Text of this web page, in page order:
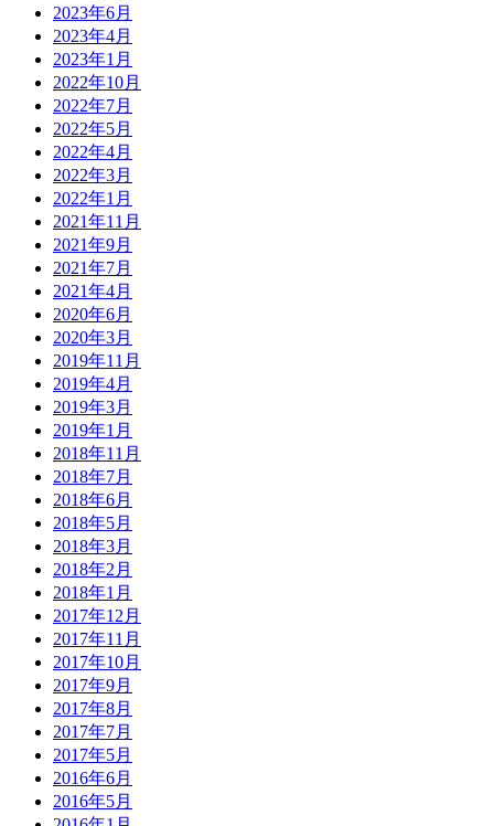
2023年6月
2023年4月
2023年1月
2022年10月
2022年7月
2022年5月
2022年4月
2022年3月
2022年1月
2021年11月
2021年9月
2021年7月
2021年4月
2020年6月
2020年3月
2019年11月
2019年4月
2019年3月
2019年1月
2018年11月
2018年7月
2018年6月
2018年5月
2018年3月
2018年2月
2018年1月
2017年12月
2017年11月
2017年10月
2017年9月
2017年8月
2017年7月
2017年5月
2016年6月
2016年5月